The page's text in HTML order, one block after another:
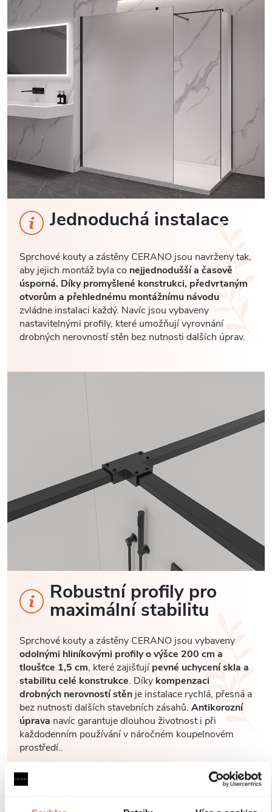
Jednoduchá instalace
Sprchové kouty a zástěny CERANO jsou navrženy tak,
aby jejich montáž byla co nejjednodušší a časově
úsporná. Díky promyšlené konstrukci, předvrtaným
otvorům a přehlednému montážnímu návodu
zvládne instalaci každý. Navíc jsou vybaveny
nastavitelnými profily, které umožňují vyrovnání
drobných nerovností stěn bez nutnosti dalších úprav.
Robustní profily pro
maximální stabilitu
Sprchové kouty a zástěny CERANO jsou vybaveny
odolnými hliníkovými profily o výšce 200 cm a
tloušťce 1,5 cm, které zajišťujípevné uchycení skla a
stabilitu celé konstrukce. Díky kompenzaci
drobných nerovností stěnje instalace rychlá, přesná a
bez nutnosti dalších stavebních zásahů. Antikorozní
úprava navíc garantuje dlouhou životnost i při
každodenním používání v náročném koupelnovém
prostředí..